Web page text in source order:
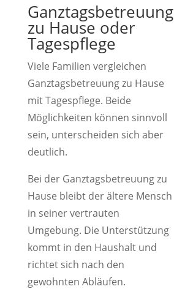
Ganztagsbetreuung
zu Hause oder
Tagespflege
Viele Familien vergleichen
Ganztagsbetreuung zu Hause
mit Tagespflege. Beide
Möglichkeiten können sinnvoll
sein, unterscheiden sich aber
deutlich.
Bei der Ganztagsbetreuung zu
Hause bleibt der ältere Mensch
in seiner vertrauten
Umgebung. Die Unterstützung
kommt in den Haushalt und
richtet sich nach den
gewohnten Abläufen.